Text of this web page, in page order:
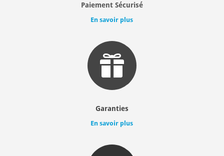
Paiement Sécurisé
En savoir plus

Garanties
En savoir plus